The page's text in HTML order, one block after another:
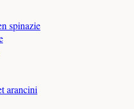
spinazie
arancini